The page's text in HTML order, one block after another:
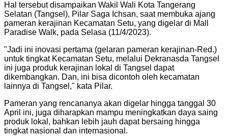
Hal tersebut disampaikan Wakil Wali Kota Tangerang
Selatan (Tangsel), Pilar Saga Ichsan, saat membuka ajang
pameran kerajinan Kecamatan Setu, yang digelar di Mall
Paradise Walk, pada Selasa (11/4/2023).
"Jadi ini inovasi pertama (gelaran pameran kerajinan-Red.)
untuk tingkat Kecamatan Setu, melalui Dekranasda Tangsel
ini juga produk kerajinan lokal di Tangsel dapat
dikembangkan. Dan, ini bisa dicontoh oleh kecamatan
lainnya di Tangsel," kata Pilar.
Pameran yang rencananya akan digelar hingga tanggal 30
April ini, juga diharapkan mampu meningkatkan daya saing
produk lokal, bahkan lebih jauh dapat bersaing hingga
tingkat nasional dan internasional.